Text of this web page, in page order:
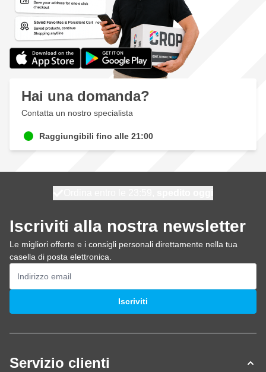
Hai una domanda?
Contatta un nostro specialista
Raggiungibili fino alle 21:00
Iscriviti alla nostra newsletter
Le migliori offerte e i consigli personali direttamente nella tua
casella di posta elettronica.
Indirizzo email
Iscriviti
Servizio clienti